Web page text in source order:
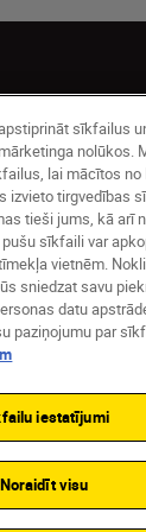
Terms of
Settings
sīkfailus
nolūkos.
lai mācītos no
izvieto tirgvedības
tieši jums, kā arī
sīkfaili var
vietnēm.
sniedzat savu
datu
paziņojumu par
iestatījumi
Noraidīt visu